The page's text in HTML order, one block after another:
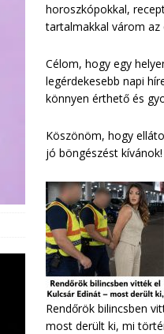
horoszkópokkal,
tartalmakkal várom az
Célom, hogy egy
legérdekesebb napi
könnyen érthető és
Köszönöm, hogy
jó böngészést kívánok!
Rendőrök bilincsben
most derült ki, mi